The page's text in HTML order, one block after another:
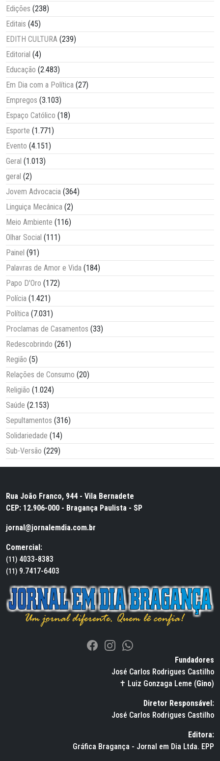
Edições (238)
Editais (45)
EDITH CULTURA (239)
Editorial (4)
Educação (2.483)
Em Dia com a Política (27)
Empregos (3.103)
Espaço Católico (18)
Esporte (1.771)
Evento (4.151)
Geral (1.013)
geral (2)
Jovem Advocacia (364)
Linguiça Mecânica (2)
Meio Ambiente (116)
Olhar Social (111)
Painel (91)
Palavras de Amor e Vida (184)
Papo D'Oro (172)
Polícia (1.421)
Política (7.031)
Proclamas de Casamentos (33)
Redescobrindo (261)
Região (5)
Relações de Consumo (20)
Religião (1.024)
Saúde (2.153)
Sepultamentos (316)
Solidariedade (14)
Sub-Versão (229)
Rua João Franco, 944 - Vila Bernadete
CEP: 12.906-000 - Bragança Paulista - SP
jornal@jornalemdia.com.br
Comercial:
(11) 4033-8383
(11) 9.7417-6403
Fundadores
José Carlos Rodrigues Castilho
✝ Luiz Gonzaga Leme (Gino)
Diretor Responsável:
José Carlos Rodrigues Castilho
Editora:
Gráfica Bragança - Jornal em Dia Ltda. EPP